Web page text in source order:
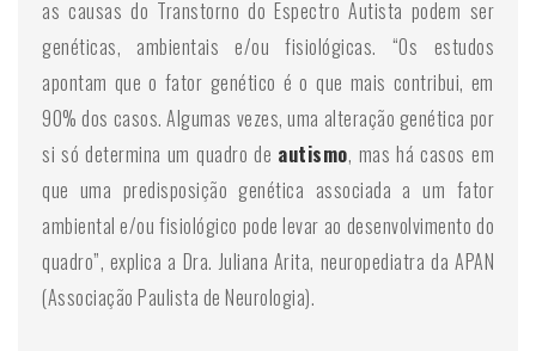
as causas do Transtorno do Espectro Autista podem ser
genéticas, ambientais e/ou fisiológicas. “Os estudos
apontam que o fator genético é o que mais contribui, em
90% dos casos. Algumas vezes, uma alteração genética por
si só determina um quadro de autismo, mas há casos em
que uma predisposição genética associada a um fator
ambiental e/ou fisiológico pode levar ao desenvolvimento do
quadro”, explica a Dra. Juliana Arita, neuropediatra da APAN
(Associação Paulista de Neurologia).